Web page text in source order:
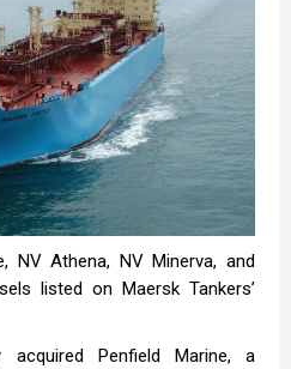
NV Athena, NV Minerva, and
listed on Maersk Tankers’
acquired Penfield Marine, a